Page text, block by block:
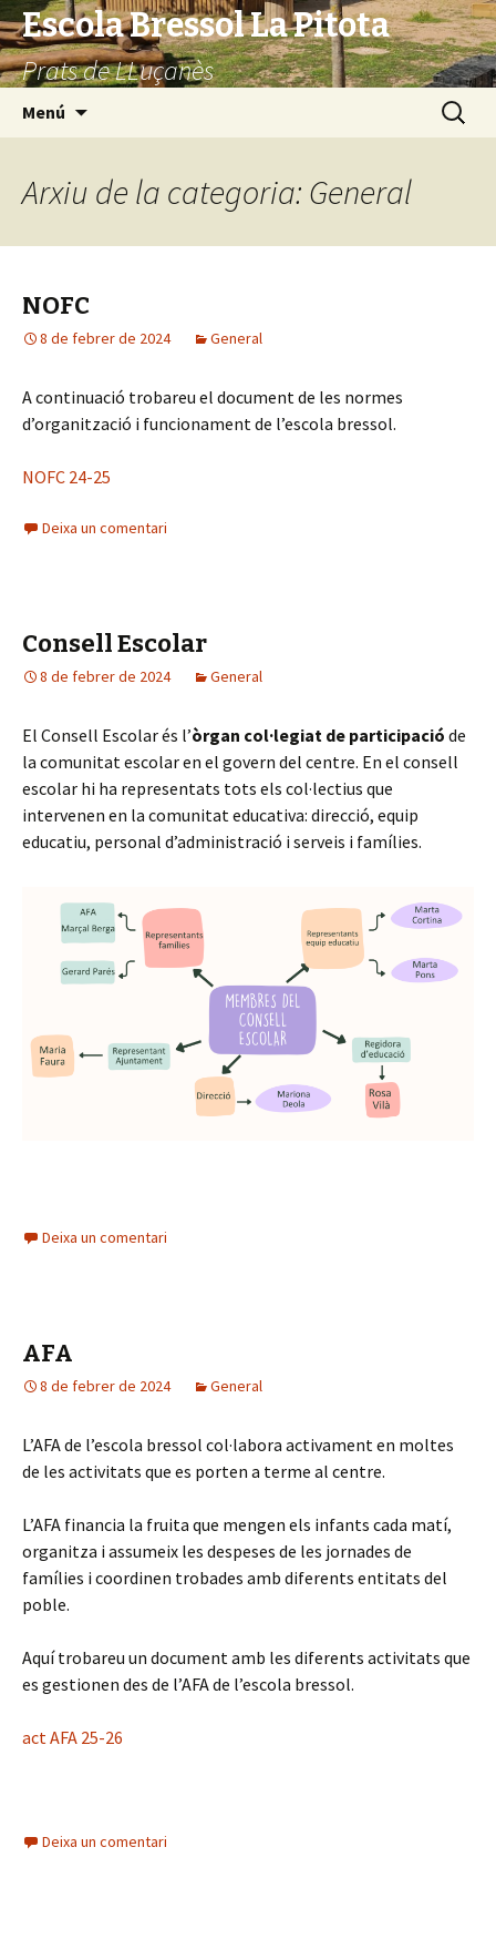
Escola Bressol La Pitota
Prats de LLuçanès
Menú Cerca:
Arxiu de la categoria: General
NOFC
8 de febrer de 2024 General
A continuació trobareu el document de les normes
d’organització i funcionament de l’escola bressol.
NOFC 24-25
Deixa un comentari
Consell Escolar
8 de febrer de 2024 General
El Consell Escolar és l’òrgan col·legiat de participació de
la comunitat escolar en el govern del centre. En el consell
escolar hi ha representats tots els col·lectius que
intervenen en la comunitat educativa: direcció, equip
educatiu, personal d’administració i serveis i famílies.
Deixa un comentari
AFA
8 de febrer de 2024 General
L’AFA de l’escola bressol col·labora activament en moltes
de les activitats que es porten a terme al centre.
L’AFA financia la fruita que mengen els infants cada matí,
organitza i assumeix les despeses de les jornades de
famílies i coordinen trobades amb diferents entitats del
poble.
Aquí trobareu un document amb les diferents activitats que
es gestionen des de l’AFA de l’escola bressol.
act AFA 25-26
Deixa un comentari